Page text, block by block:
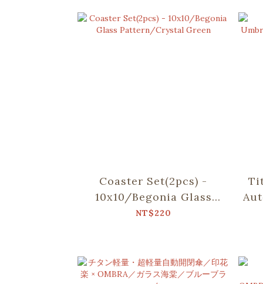
Coaster Set(2pcs) -
10x10/Begonia Glass
Pattern/Crystal Green
NT$220